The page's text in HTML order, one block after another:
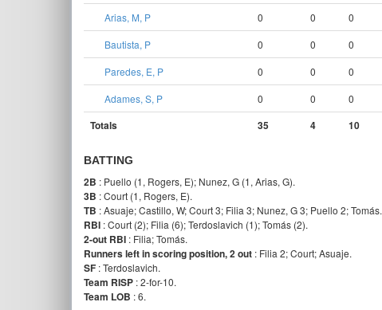
Arias, M, P
0 0 0
Bautista, P
0 0 0
Paredes, E, P
0 0 0
Adames, S, P
0 0 0
Totals 35 4 10
BATTING
2B : Puello (1, Rogers, E); Nunez, G (1, Arias, G).
3B : Court (1, Rogers, E).
TB : Asuaje; Castillo, W; Court 3; Filia 3; Nunez, G 3; Puello 2; Tomás.
RBI : Court (2); Filia (6); Terdoslavich (1); Tomás (2).
2-out RBI : Filia; Tomás.
Runners left in scoring position, 2 out : Filia 2; Court; Asuaje.
SF : Terdoslavich.
Team RISP : 2-for-10.
Team LOB : 6.